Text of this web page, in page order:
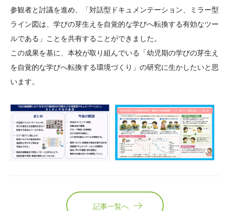
参観者と討議を進め、「対話型ドキュメンテーション、ミラー型
ライン図は、学びの芽生えを自覚的な学びへ転換する有効なツー
ルである」ことを共有することができました。
この成果を基に、本校が取り組んでいる「幼児期の学びの芽生え
を自覚的な学びへ転換する環境づくり」の研究に生かしたいと思
います。
記事一覧へ